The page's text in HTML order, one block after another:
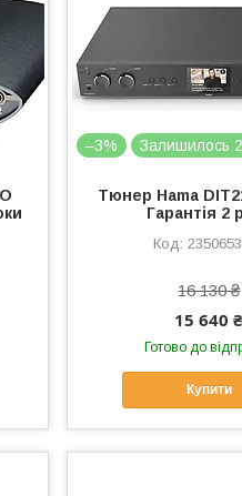
–3% Залишилось
Тюнер Hama
Гарантія 2
16 130 ₴
15 640 ₴
Готово до
Купити